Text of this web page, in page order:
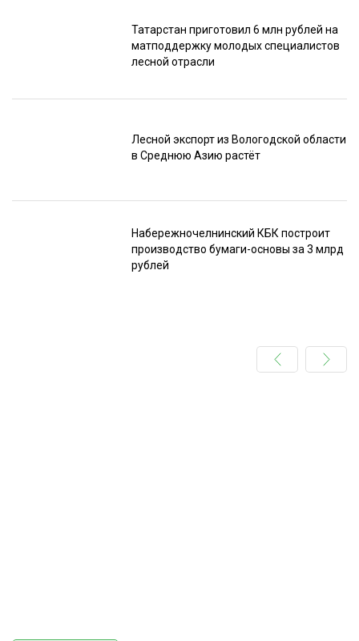
Татарстан приготовил 6 млн рублей на
матподдержку молодых специалистов
лесной отрасли
Лесной экспорт из Вологодской области
в Среднюю Азию растёт
Набережночелнинский КБК построит
производство бумаги-основы за 3 млрд
рублей